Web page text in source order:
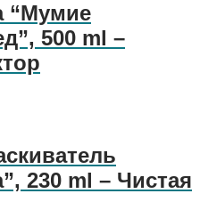
“Мумие
500 ml –
230 ml – Чистая